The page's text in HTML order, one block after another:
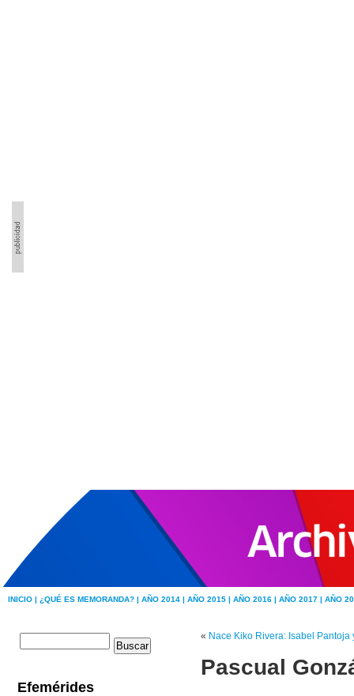
INICIO | ¿QUÉ ES MEMORANDA? | AÑO 2014 | AÑO 2015 | AÑO 2016 | AÑO 2017 | AÑO
« Nace Kiko Rivera: Isabel Pantoja
Pascual
Efemérides